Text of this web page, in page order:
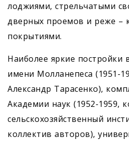
лоджиями, стрельчатыми
дверных проемов и реже –
покрытиями.
Наиболее яркие постройки
имени Молланепеса (1951-
Александр Тарасенко),
Академии наук (1952-1959,
сельскохозяйственный
коллектив авторов),